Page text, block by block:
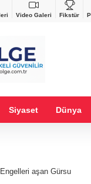
Video Galeri Fikstür
Siyaset Dünya
Engelleri aşan Gürsu